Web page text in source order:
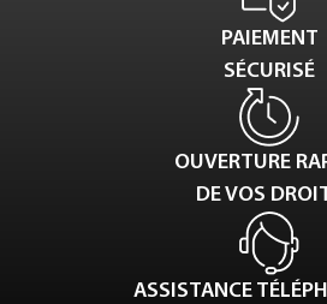
PAIEMENT
SÉCURISÉ
OUVERTURE
DE VOS
ASSISTANCE